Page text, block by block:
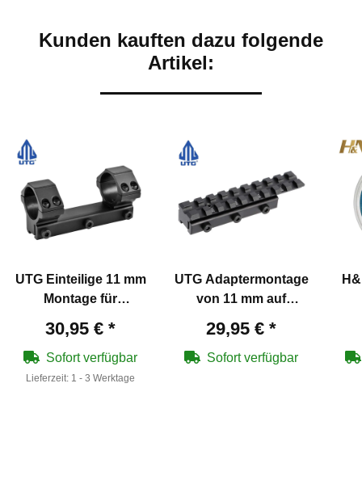
Kunden kauften dazu folgende
Artikel:
UTG Einteilige 11 mm
Montage für
mm
Rohrdurchmesser
30,95 € *
Sofort verfügbar
Lieferzeit: 1 - 3 Werktage
UTG Adaptermontage
von 11 mm auf
Stopperstift
29,95 € *
Sofort verfügbar